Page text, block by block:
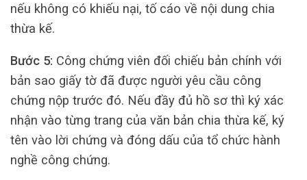
nếu không có khiếu nại, tố cáo về nội dung chia
thừa kế.
Bước 5: Công chứng viên đối chiếu bản chính với
bản sao giấy tờ đã được người yêu cầu công
chứng nộp trước đó. Nếu đầy đủ hồ sơ thì ký xác
nhận vào từng trang của văn bản chia thừa kế, ký
tên vào lời chứng và đóng dấu của tổ chức hành
nghề công chứng.